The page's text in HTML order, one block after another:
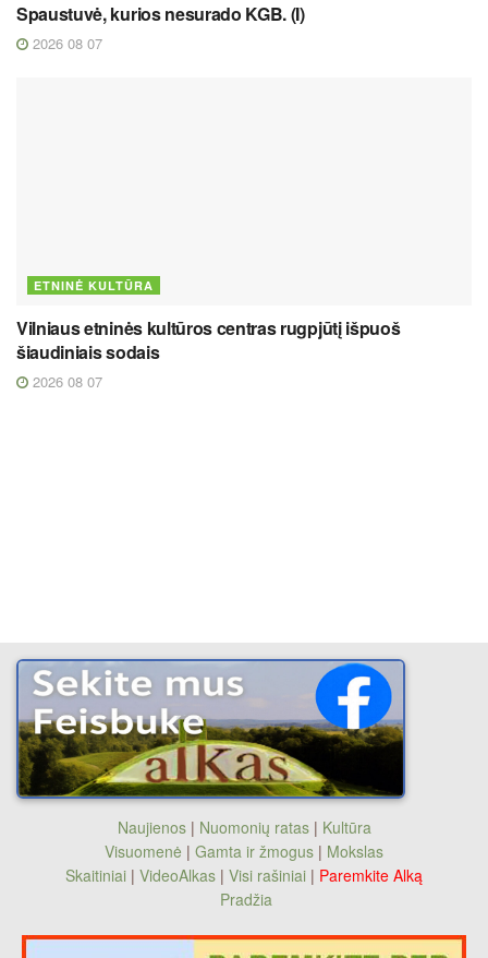
Spaustuvė, kurios nesurado KGB. (I)
2026 08 07
ETNINĖ KULTŪRA
Vilniaus etninės kultūros centras rugpjūtį išpuoš
šiaudiniais sodais
2026 08 07
Naujienos| Nuomonių ratas| Kultūra
Visuomenė | Gamta ir žmogus | Mokslas
Skaitiniai | VideoAlkas | Visi rašiniai | Paremkite Alką
Pradžia